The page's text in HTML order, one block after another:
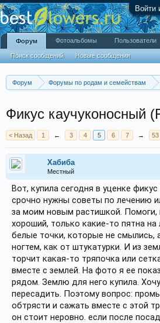
Войти
Форум Форумы по родам и семействам
Фикус каучуконосный
< Назад 1 ← 3 4 5 6 7 → 53
Хабиба
Местный
Вот, купила сегодня в уценке
срочно нужны советы по лечению
за моим новым растишкой. Помоги,
хороший, только какие-то пятна на
белые точки, которые не смылись,
ногтем, как от штукатурки. И из
торчит какая-то тряпочка или
вместе с землей. На фото я ее
рядом. Землю для него купила.
пересадить. Поэтому вопрос:
обтрясти и сажать вместе с этой
он стоит неровно. если после
Форум
Поиск сообщений Новые сообщения
Фотоальбомы Пользователи